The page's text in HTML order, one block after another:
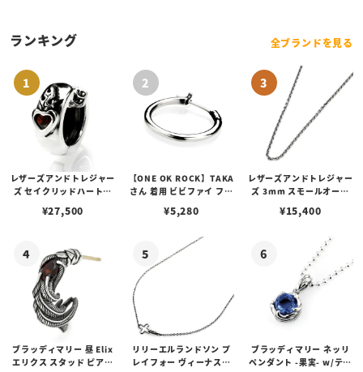
ランキング 全ブランドを見る
レザーズアンドトレジャー
ズ セイクリッドハートピ
¥27,500
【ONE OK ROCK】TAKA
さん 着用 ビビファイ フー
¥5,280
レザーズアンドトレジャー
ズ 3mm スモールオーバ
ブスタークラスプ＆LTロ
¥15,400
ブラッディマリー 昼 Elix
エリクス スタッド ピアス
リリーエルランドソン プ
レイフォー ヴィーナスチ
ブラッディマリー ネッリ
ペンダント -果実- w/ティ